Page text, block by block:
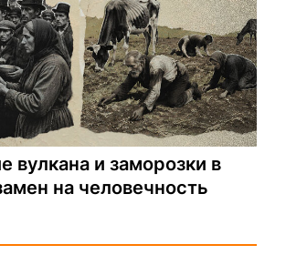
вулкана и заморозки в
на человечность